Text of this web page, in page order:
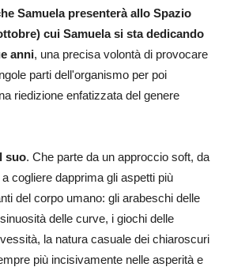
Samuela presenterà allo Spazio
cui Samuela si sta dedicando
anni, una precisa volontà di provocare
parti dell'organismo per poi
riedizione enfatizzata del genere
suo. Che parte da un approccio soft, da
cogliere dapprima gli aspetti più
del corpo umano: gli arabeschi delle
delle curve, i giochi delle
la natura casuale dei chiaroscuri
più incisivamente nelle asperità e